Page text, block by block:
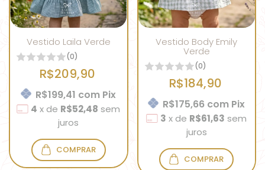
Vestido Laila Verde
(0)
R$209,90
R$199,41 com Pix
4 x de R$52,48 sem
juros
COMPRAR
Vestido Body Emily
Verde
(0)
R$184,90
R$175,66 com Pix
3 x de R$61,63 sem
juros
COMPRAR